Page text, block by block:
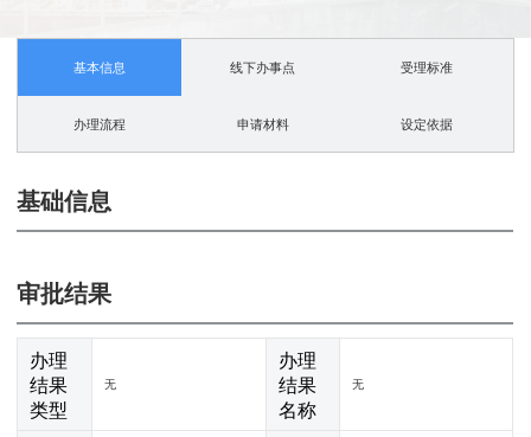
基本信息 线下办事点 受理标准
办理流程 申请材料 设定依据
基础信息
审批结果
办理
结果
类型
无
办理
结果
名称
无